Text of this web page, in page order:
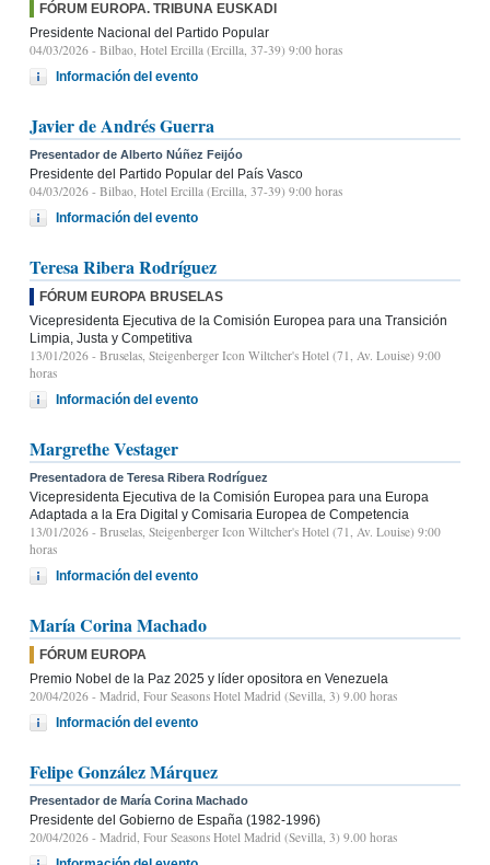
FÓRUM EUROPA. TRIBUNA EUSKADI
Presidente Nacional del Partido Popular
04/03/2026 - Bilbao, Hotel Ercilla (Ercilla, 37-39) 9:00 horas
Información del evento
Javier de Andrés Guerra
Presentador de Alberto Núñez Feijóo
Presidente del Partido Popular del País Vasco
04/03/2026 - Bilbao, Hotel Ercilla (Ercilla, 37-39) 9:00 horas
Información del evento
Teresa Ribera Rodríguez
FÓRUM EUROPA BRUSELAS
Vicepresidenta Ejecutiva de la Comisión Europea para una Transición
Limpia, Justa y Competitiva
13/01/2026 - Bruselas, Steigenberger Icon Wiltcher's Hotel (71, Av. Louise) 9:00
horas
Información del evento
Margrethe Vestager
Presentadora de Teresa Ribera Rodríguez
Vicepresidenta Ejecutiva de la Comisión Europea para una Europa
Adaptada a la Era Digital y Comisaria Europea de Competencia
13/01/2026 - Bruselas, Steigenberger Icon Wiltcher's Hotel (71, Av. Louise) 9:00
horas
Información del evento
María Corina Machado
FÓRUM EUROPA
Premio Nobel de la Paz 2025 y líder opositora en Venezuela
20/04/2026 - Madrid, Four Seasons Hotel Madrid (Sevilla, 3) 9.00 horas
Información del evento
Felipe González Márquez
Presentador de María Corina Machado
Presidente del Gobierno de España (1982-1996)
20/04/2026 - Madrid, Four Seasons Hotel Madrid (Sevilla, 3) 9.00 horas